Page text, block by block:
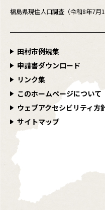
福島県現住人口調査（令和8年7月1
田村市例規集
申請書ダウンロード
リンク集
このホームページについて
ウェブアクセシビリティ方
サイトマップ